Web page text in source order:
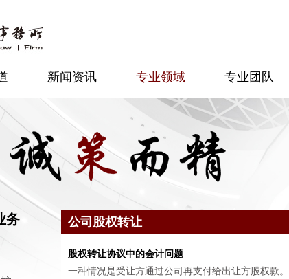
新闻资讯 专业领域 专业团队
务 公司股权转让
股权转让协议中的会计问题
一种情况是受让方通过公司再支付给出让方股权款